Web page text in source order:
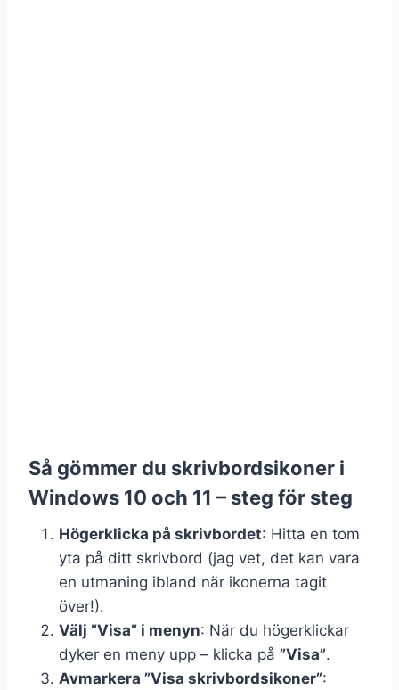
Så gömmer du skrivbordsikoner i
Windows 10 och 11 – steg för steg
Högerklicka på skrivbordet: Hitta en tom
yta på ditt skrivbord (jag vet, det kan vara
en utmaning ibland när ikonerna tagit
över!).
Välj ”Visa” i menyn: När du högerklickar
dyker en meny upp – klicka på ”Visa”.
Avmarkera ”Visa skrivbordsikoner”: